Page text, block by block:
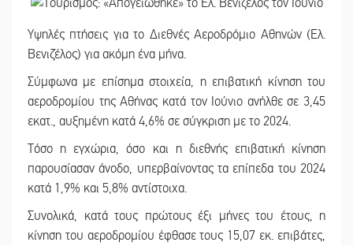
Υψηλές πτήσεις για το Διεθνές Αεροδρόμιο Αθηνών (Ελ.
Βενιζέλος) για ακόμη ένα μήνα.
Σύμφωνα με επίσημα στοιχεία, η επιβατική κίνηση του
αεροδρομίου της Αθήνας κατά τον Ιούνιο ανήλθε σε 3,45
εκατ., αυξημένη κατά 4,6% σε σύγκριση με το 2024.
Τόσο η εγχώρια, όσο και η διεθνής επιβατική κίνηση
παρουσίασαν άνοδο, υπερβαίνοντας τα επίπεδα του 2024
κατά 1,9% και 5,8% αντίστοιχα.
Συνολικά, κατά τους πρώτους έξι μήνες του έτους, η
κίνηση του αεροδρομίου έφθασε τους 15,07 εκ. επιβάτες,